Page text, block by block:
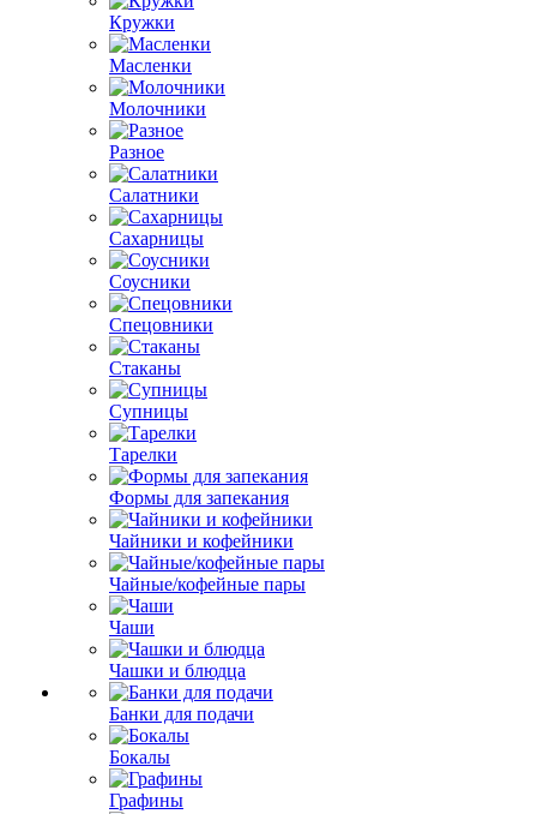
Кружки
Масленки
Молочники
Разное
Салатники
Сахарницы
Соусники
Спецовники
Стаканы
Супницы
Тарелки
Формы для запекания
Чайники и кофейники
Чайные/кофейные пары
Чаши
Чашки и блюдца
Банки для подачи
Бокалы
Графины